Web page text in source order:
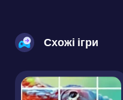
Схожі ігри